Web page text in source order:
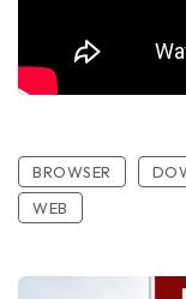
BROWSER
WEB